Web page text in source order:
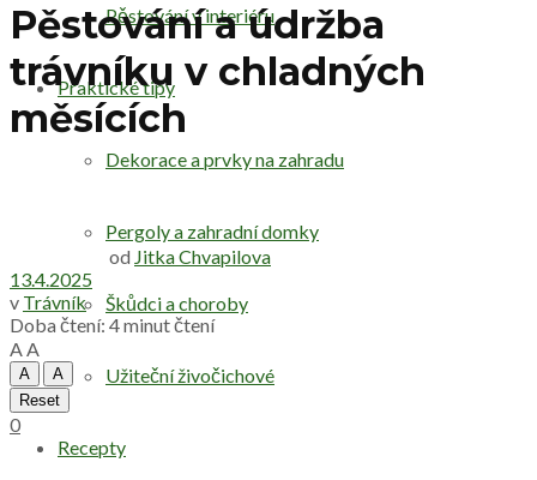
Pěstování v interiéru
Praktické tipy
Dekorace a prvky na zahradu
Pergoly a zahradní domky
Škůdci a choroby
Užiteční živočichové
Recepty
Pěstování a údržba
trávníku v chladných
měsících
od Jitka Chvapilova
13.4.2025
v Trávník
Doba čtení: 4 minut čtení
AA
A
A
Reset
0